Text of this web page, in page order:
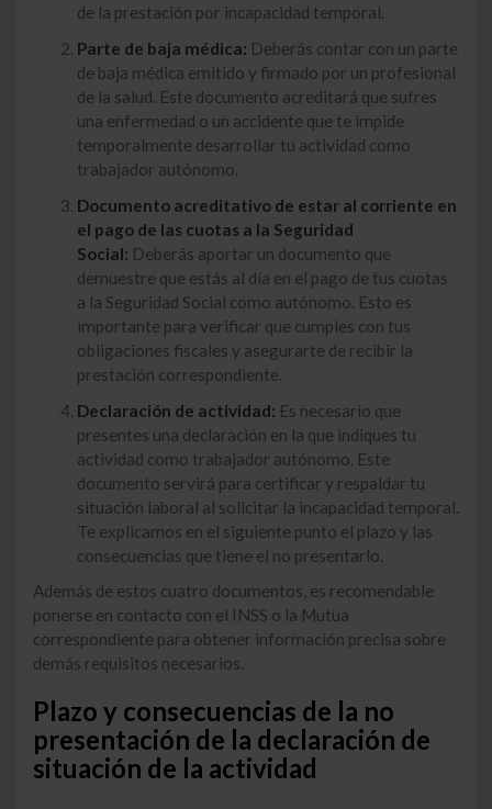
de la prestación por incapacidad temporal.
Parte de baja médica: Deberás contar con un parte
de baja médica emitido y firmado por un profesional
de la salud. Este documento acreditará que sufres
una enfermedad o un accidente que te impide
temporalmente desarrollar tu actividad como
trabajador autónomo.
Documento acreditativo de estar al corriente en
el pago de las cuotas a la Seguridad
Social: Deberás aportar un documento que
demuestre que estás al día en el pago de tus cuotas
a la Seguridad Social como autónomo. Esto es
importante para verificar que cumples con tus
obligaciones fiscales y asegurarte de recibir la
prestación correspondiente.
Declaración de actividad: Es necesario que
presentes una declaración en la que indiques tu
actividad como trabajador autónomo. Este
documento servirá para certificar y respaldar tu
situación laboral al solicitar la incapacidad temporal.
Te explicamos en el siguiente punto el plazo y las
consecuencias que tiene el no presentarlo.
Además de estos cuatro documentos, es recomendable
ponerse en contacto con el INSS o la Mutua
correspondiente para obtener información precisa sobre
demás requisitos necesarios.
Plazo y consecuencias de la no
presentación de la declaración de
situación de la actividad